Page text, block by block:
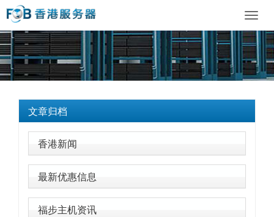
文章归档
香港新闻
最新优惠信息
福步主机资讯